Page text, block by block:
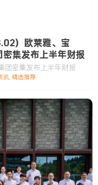
）欧莱雅、宝
集发布上半年财报
团密集发布上半年财报
讯,精选推荐